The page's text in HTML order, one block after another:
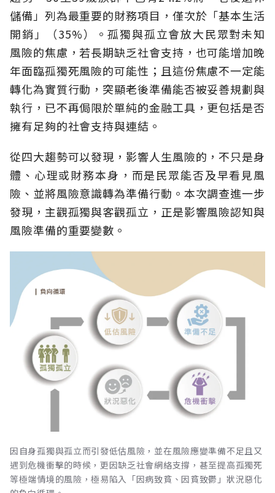
儲備」列為最重要的財務項目，僅次於「基本生活
開銷」（35%）。孤獨與孤立會放大民眾對未知
風險的焦慮，若長期缺乏社會支持，也可能增加晚
年面臨孤獨死風險的可能性；且這份焦慮不一定能
轉化為實質行動，突顯老後準備能否被妥善規劃與
執行，已不再侷限於單純的金融工具，更包括是否
擁有足夠的社會支持與連結。
從四大趨勢可以發現，影響人生風險的，不只是身
體、心理或財務本身，而是民眾能否及早看見風
險、並將風險意識轉為準備行動。本次調查進一步
發現，主觀孤獨與客觀孤立，正是影響風險認知與
風險準備的重要變數。
因自身孤獨與孤立而引發低估風險，並在風險應變準備不足且又
遇到危機衝擊的時候，更因缺乏社會網絡支撐，甚至提高孤獨死
等極端情境的風險，極易陷入「因病致貧、因貧致鬱」狀況惡化